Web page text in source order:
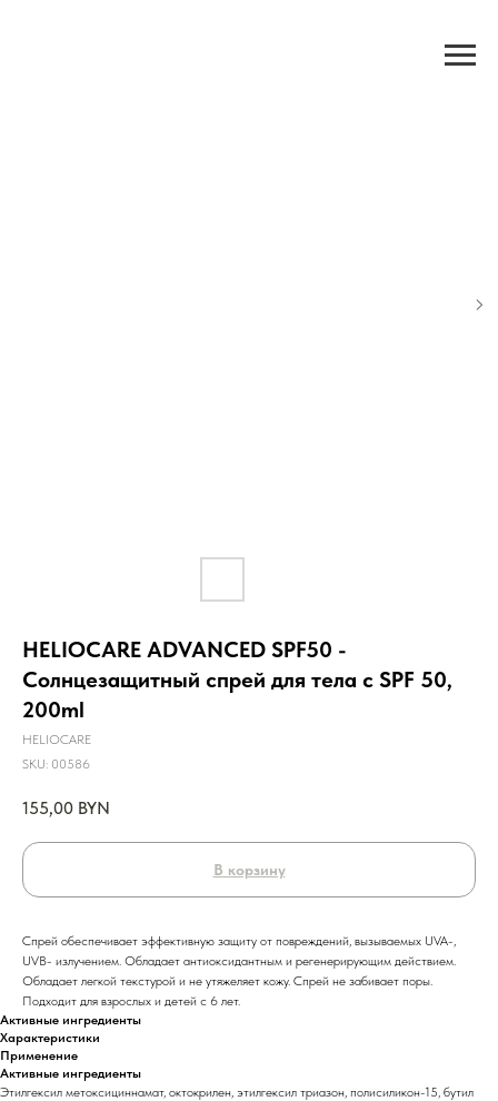
HELIOCARE ADVANCED SPF50 -
Солнцезащитный спрей для тела с SPF 50,
200ml
HELIOCARE
SKU: 00586
155,00 BYN
В корзину
Спрей обеспечивает эффективную защиту от повреждений, вызываемых UVA-,
UVB- излучением. Обладает антиоксидантным и регенерирующим действием.
Обладает легкой текстурой и не утяжеляет кожу. Спрей не забивает поры.
Подходит для взрослых и детей с 6 лет.
Активные ингредиенты
Характеристики
Применение
Активные ингредиенты
Этилгексил метоксициннамат, октокрилен, этилгексил триазон, полисиликон-15, бутил